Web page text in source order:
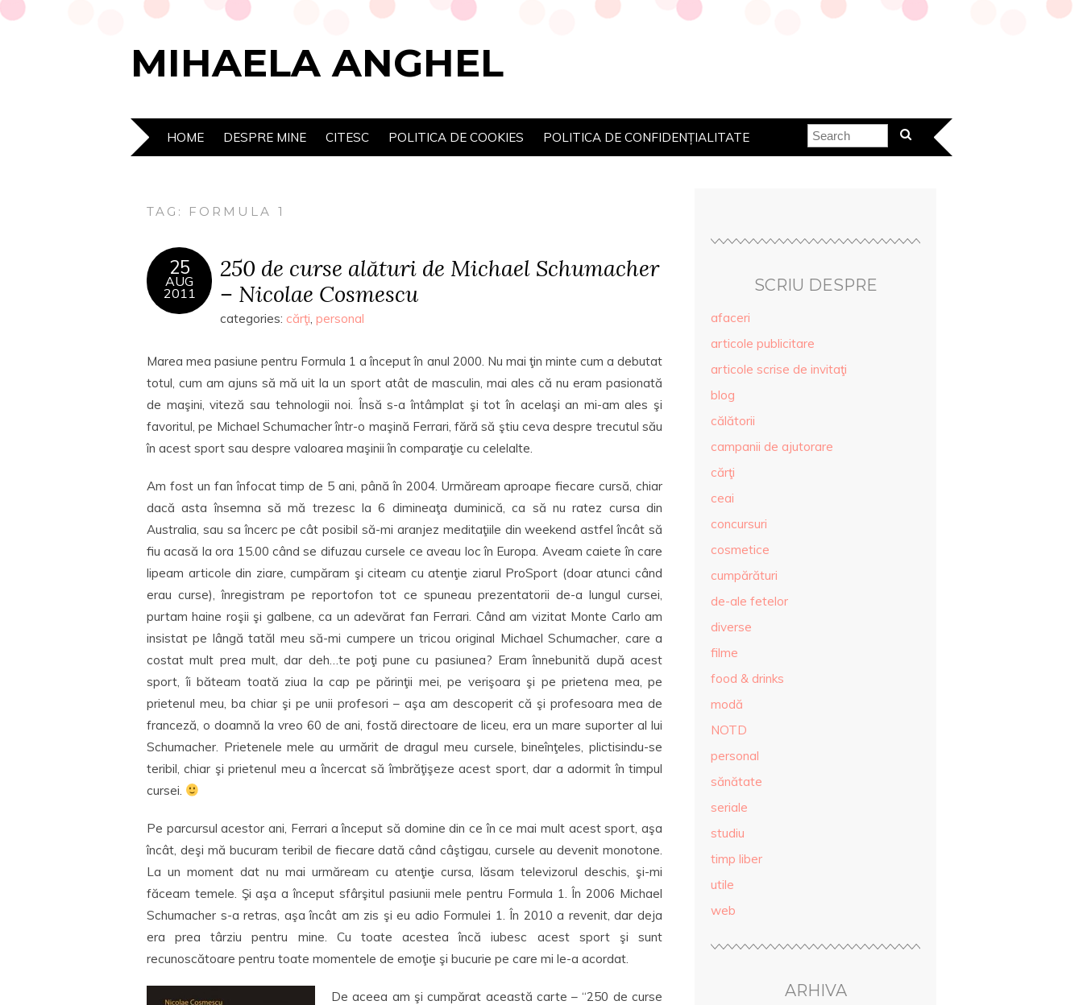
MIHAELA ANGHEL
HOME DESPRE MINE CITESC POLITICA DE COOKIES POLITICA DE CONFIDENȚIALITATE
TAG: FORMULA 1
25
AUG
2011
250 de curse alături de Michael Schumacher
– Nicolae Cosmescu
categories: cărţi, personal
Marea mea pasiune pentru Formula 1 a început în anul 2000. Nu mai ţin minte cum a debutat
totul, cum am ajuns să mă uit la un sport atât de masculin, mai ales că nu eram pasionată
de maşini, viteză sau tehnologii noi. Însă s-a întâmplat şi tot în acelaşi an mi-am ales şi
favoritul, pe Michael Schumacher într-o maşină Ferrari, fără să ştiu ceva despre trecutul său
în acest sport sau despre valoarea maşinii în comparaţie cu celelalte.
Am fost un fan înfocat timp de 5 ani, până în 2004. Urmăream aproape fiecare cursă, chiar
dacă asta însemna să mă trezesc la 6 dimineaţa duminică, ca să nu ratez cursa din
Australia, sau sa încerc pe cât posibil să-mi aranjez meditaţiile din weekend astfel încât să
fiu acasă la ora 15.00 când se difuzau cursele ce aveau loc în Europa. Aveam caiete în care
lipeam articole din ziare, cumpăram şi citeam cu atenţie ziarul ProSport (doar atunci când
erau curse), înregistram pe reportofon tot ce spuneau prezentatorii de-a lungul cursei,
purtam haine roşii şi galbene, ca un adevărat fan Ferrari. Când am vizitat Monte Carlo am
insistat pe lângă tatăl meu să-mi cumpere un tricou original Michael Schumacher, care a
costat mult prea mult, dar deh…te poţi pune cu pasiunea? Eram înnebunită după acest
sport, îi băteam toată ziua la cap pe părinţii mei, pe verişoara şi pe prietena mea, pe
prietenul meu, ba chiar şi pe unii profesori – aşa am descoperit că şi profesoara mea de
franceză, o doamnă la vreo 60 de ani, fostă directoare de liceu, era un mare suporter al lui
Schumacher. Prietenele mele au urmărit de dragul meu cursele, bineînţeles, plictisindu-se
teribil, chiar şi prietenul meu a încercat să îmbrăţişeze acest sport, dar a adormit în timpul
cursei.
Pe parcursul acestor ani, Ferrari a început să domine din ce în ce mai mult acest sport, aşa
încât, deşi mă bucuram teribil de fiecare dată când câştigau, cursele au devenit monotone.
La un moment dat nu mai urmăream cu atenţie cursa, lăsam televizorul deschis, şi-mi
făceam temele. Şi aşa a început sfârşitul pasiunii mele pentru Formula 1. În 2006 Michael
Schumacher s-a retras, aşa încât am zis şi eu adio Formulei 1. În 2010 a revenit, dar deja
era prea târziu pentru mine. Cu toate acestea încă iubesc acest sport şi sunt
recunoscătoare pentru toate momentele de emoţie şi bucurie pe care mi le-a acordat.
De aceea am şi cumpărat această carte – “250 de curse
SCRIU DESPRE
afaceri
articole publicitare
articole scrise de invitaţi
blog
călătorii
campanii de ajutorare
cărţi
ceai
concursuri
cosmetice
cumpărături
de-ale fetelor
diverse
filme
food & drinks
modă
NOTD
personal
sănătate
seriale
studiu
timp liber
utile
web
ARHIVA